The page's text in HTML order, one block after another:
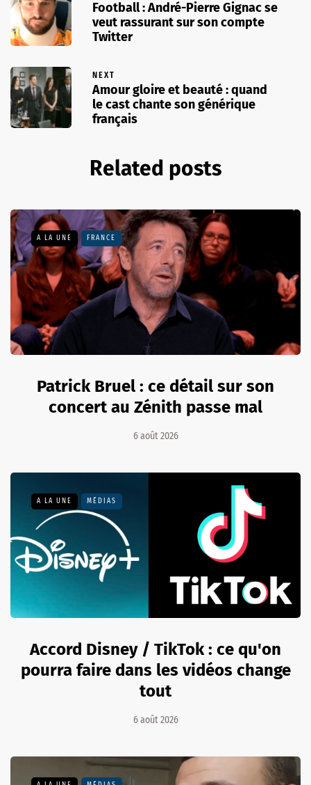
Football : André-Pierre Gignac se
veut rassurant sur son compte
Twitter
NEXT
Amour gloire et beauté : quand
le cast chante son générique
français
Related posts
A LA UNE FRANCE
Patrick Bruel : ce détail sur son
concert au Zénith passe mal
6 août 2026
A LA UNE MÉDIAS
Accord Disney / TikTok : ce qu'on
pourra faire dans les vidéos change
tout
6 août 2026